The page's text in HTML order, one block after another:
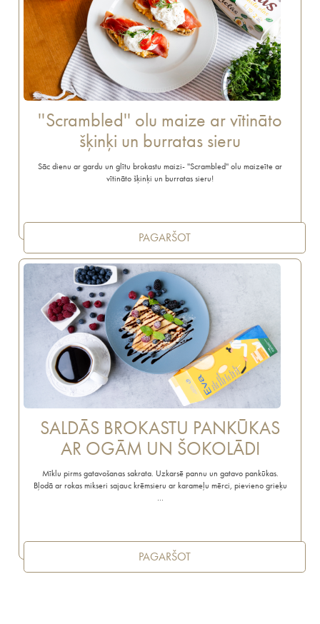
''Scrambled'' olu maize ar vītināto
šķinķi un burratas sieru
Sāc dienu ar gardu un glītu brokastu maizi- ''Scrambled'' olu maizeīte ar
vītināto šķinķi un burratas sieru!
PAGARŠOT
SALDĀS BROKASTU PANKŪKAS
AR OGĀM UN ŠOKOLĀDI
Mīklu pirms gatavošanas sakrata. Uzkarsē pannu un gatavo pankūkas.
Bļodā ar rokas mikseri sajauc krēmsieru ar karameļu mērci, pievieno grieķu
…
PAGARŠOT